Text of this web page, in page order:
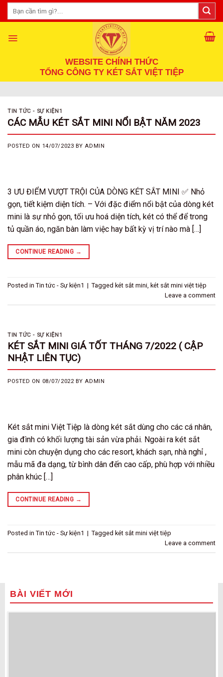
Skip
Tìm
kiếm:
WEBSITE CHÍNH THỨC
TỔNG CÔNG TY KÉT SẮT VIỆT TIỆP
TIN TỨC - SỰ KIỆN1
CÁC MẪU KÉT SẮT MINI NỔI BẬT NĂM 2023
POSTED ON 14/07/2023 BY ADMIN
3 ƯU ĐIỂM VƯỢT TRỘI CỦA DÒNG KÉT SẮT MINI ✅ Nhỏ
gọn, tiết kiệm diện tích. – Với đặc điểm nổi bật của dòng két
mini là sự nhỏ gọn, tối ưu hoá diện tích, két có thể để trong
tủ quần áo, ngăn bàn làm việc hay bất kỳ vị trí nào mà […]
CONTINUE READING →
Posted in Tin tức - Sự kiện1 | Tagged két sắt mini két sắt mini việt tiệp
Leave a comment
TIN TỨC - SỰ KIỆN1
KÉT SẮT MINI GIÁ TỐT THÁNG 7/2022 ( CẬP
NHẬT LIÊN TỤC)
POSTED ON 08/07/2022BYADMIN
Két sắt mini Việt Tiệp là dòng két sắt dùng cho các cá nhân,
gia đình có khối lượng tài sản vừa phải. Ngoài ra két sắt
mini còn chuyện dụng cho các resort, khách sạn, nhà nghỉ ,
mẫu mã đa dạng, từ bình dân đến cao cấp, phù hợp với nhiều
phân khúc […]
CONTINUE READING →
Posted in Tin tức - Sự kiện1 | Tagged két sắt mini việt tiệp
Leave a comment
BÀI VIẾT MỚI